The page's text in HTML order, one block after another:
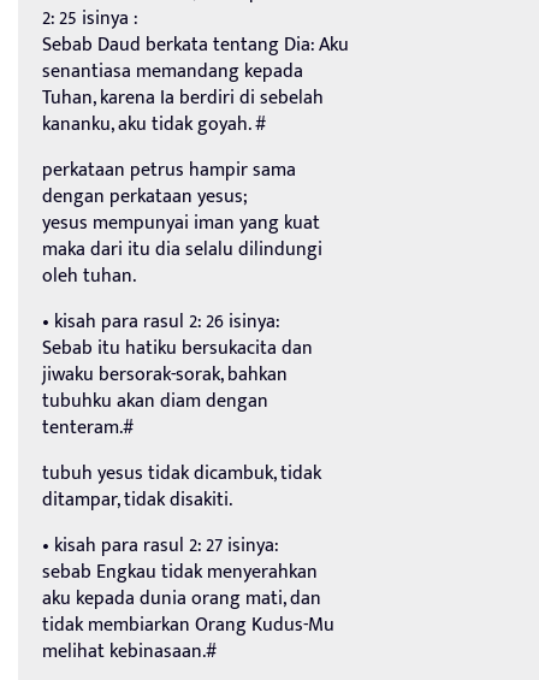
2: 25 isinya :
Sebab Daud berkata tentang Dia: Aku
senantiasa memandang kepada
Tuhan, karena Ia berdiri di sebelah
kananku, aku tidak goyah. #
perkataan petrus hampir sama
dengan perkataan yesus;
yesus mempunyai iman yang kuat
maka dari itu dia selalu dilindungi
oleh tuhan.
• kisah para rasul 2: 26 isinya:
Sebab itu hatiku bersukacita dan
jiwaku bersorak-sorak, bahkan
tubuhku akan diam dengan
tenteram.#
tubuh yesus tidak dicambuk, tidak
ditampar, tidak disakiti.
• kisah para rasul 2: 27 isinya:
sebab Engkau tidak menyerahkan
aku kepada dunia orang mati, dan
tidak membiarkan Orang Kudus-Mu
melihat kebinasaan.#